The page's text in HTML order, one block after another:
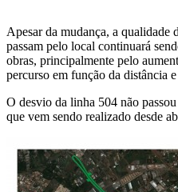
Apesar da mudança, a qualidade
passam pelo local continuará
obras, principalmente pelo
percurso em função da distância
O desvio da linha 504 não
que vem sendo realizado desde